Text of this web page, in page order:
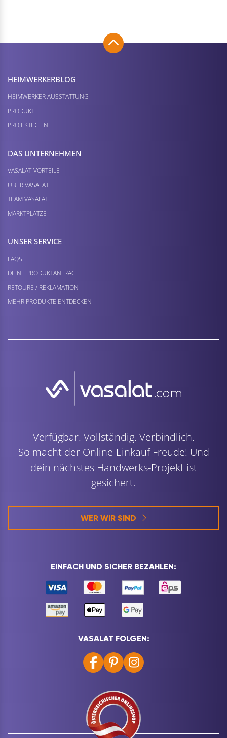
HEIMWERKER­BLOG
HEIMWERKER AUSSTATTUNG
PRODUKTE
PROJEKTIDEEN
DAS UNTERNEHMEN
VASALAT-VORTEILE
ÜBER VASALAT
TEAM VASALAT
MARKTPLÄTZE
UNSER SERVICE
FAQS
DEINE PRODUKTANFRAGE
RETOURE / REKLAMATION
MEHR PRODUKTE ENTDECKEN
Verfügbar. Vollständig. Verbindlich.
So macht der Online-Einkauf Freude! Und
dein nächstes Handwerks-Projekt ist
gesichert.
WER WIR SIND
EINFACH UND SICHER BEZAHLEN:
VASALAT FOLGEN: